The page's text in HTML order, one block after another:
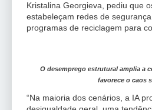
Kristalina Georgieva, pediu que
estabeleçam redes de
programas de reciclagem para
O desemprego estrutural amplia a
favorece o caos
“Na maioria dos cenários, a IA